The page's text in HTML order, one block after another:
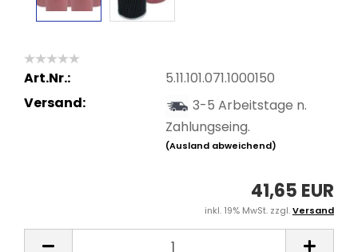
Art.Nr.:
5.11.101.071.1000150
Versand:
3-5 Arbeitstage n.
Zahlungseing.
(Ausland abweichend)
41,65 EUR
inkl. 19% MwSt. zzgl.Versand